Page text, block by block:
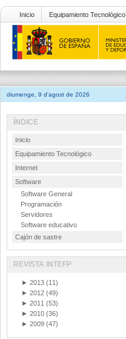
Inicio Equipamiento Tecnológico
diumenge, 9 d'agost de 2026
ÍNDICE
Inicio
Equipamiento Tecnológico
Internet
Software
Software General
Programación
Servidores
Software educativo
Cajón de sastre
REVISTA INTEFP
► 2013 (11)
► 2012 (49)
► 2011 (53)
► 2010 (36)
► 2009 (47)